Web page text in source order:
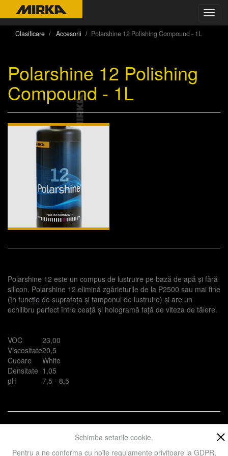
Clasificare Accesorii Polarshine 12 Polishing Compound - 1L
Polarshine 12 Polishing
Compound - 1L
Polarshine 12 este un compus de lustruire pe bază de apă și fără
silicon. Polarshine 12 elimină zgârieturile de la P2500 sau mai fine
(în funcție de suprafața și tamponul de lustruire) și are un
echilibru perfect între ceață și hologramă față de viteza de tăiere.
VOC
23,00
Viscositate20,5
Cuoare
White
Densitate 1,05
pH
7,5 - 8,5
Prezent in categoriile:Accesorii Noutati
Schimba setarile cookie.
Pentru a ne conforma cu noile regulamente privitoare la GDPR,